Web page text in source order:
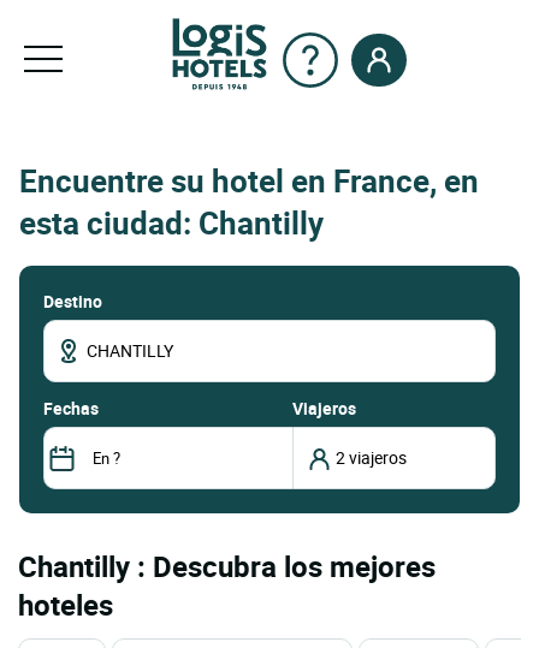
Encuentre su hotel en France, en
esta ciudad: Chantilly
Destino
fechas Viajeros
Chantilly : Descubra los mejores
hoteles